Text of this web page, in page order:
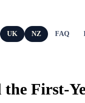
UK NZ FAQ
First-